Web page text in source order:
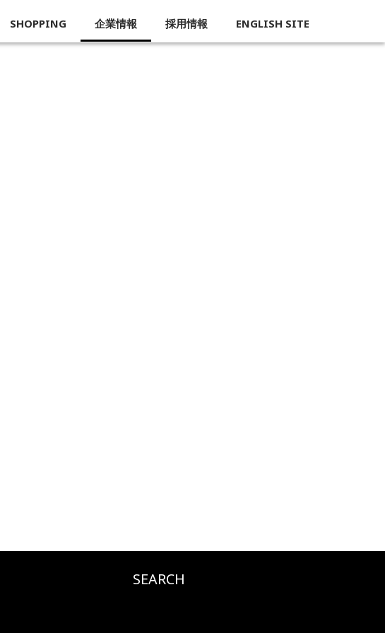
SHOPPING 企業情報 採用情報 ENGLISH SITE
SEARCH